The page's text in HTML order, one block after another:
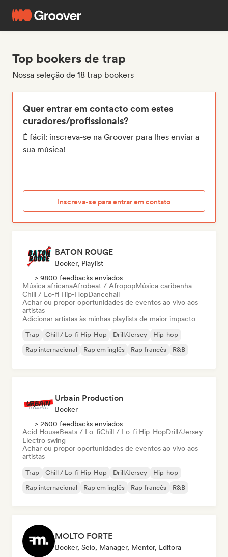
Top bookers de trap
Nossa seleção de 18 trap bookers
Quer entrar em contacto com estes
curadores/profissionais?
É fácil: inscreva-se na Groover para lhes enviar a
sua música!
Inscreva-se para entrar em contato
BATON ROUGE
Booker, Playlist
> 9800 feedbacks enviados
Música africanaAfrobeat / AfropopMúsica caribenha
Chill / Lo-fi Hip-HopDancehall
Achar ou propor oportunidades de eventos ao vivo aos
artistas
Adicionar artistas às minhas playlists de maior impacto
Trap Chill / Lo-fi Hip-Hop Drill/Jersey
Hip-hop
Rap internacional
Rap em inglês Rap francês R&B
Urbain Production
Booker
> 2600 feedbacks enviados
Acid HouseBeats / Lo-fiChill / Lo-fi Hip-HopDrill/Jersey
Electro swing
Achar ou propor oportunidades de eventos ao vivo aos
artistas
Trap Chill / Lo-fi Hip-Hop Drill/Jersey
Hip-hop
Rap internacional
Rap em inglês Rap francês R&B
MOLTO FORTE
Booker, Selo, Manager, Mentor, Editora